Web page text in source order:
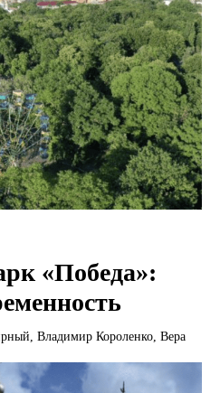
«Победа»:
Владимир Короленко, Вера